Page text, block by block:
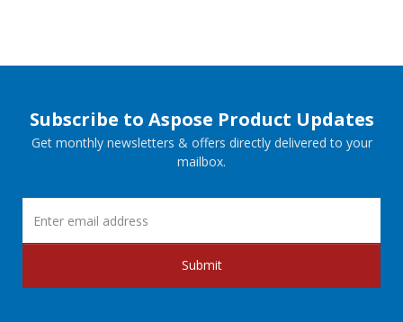
Subscribe to Aspose Product Updates
Get monthly newsletters & offers directly delivered to your
mailbox.
Submit